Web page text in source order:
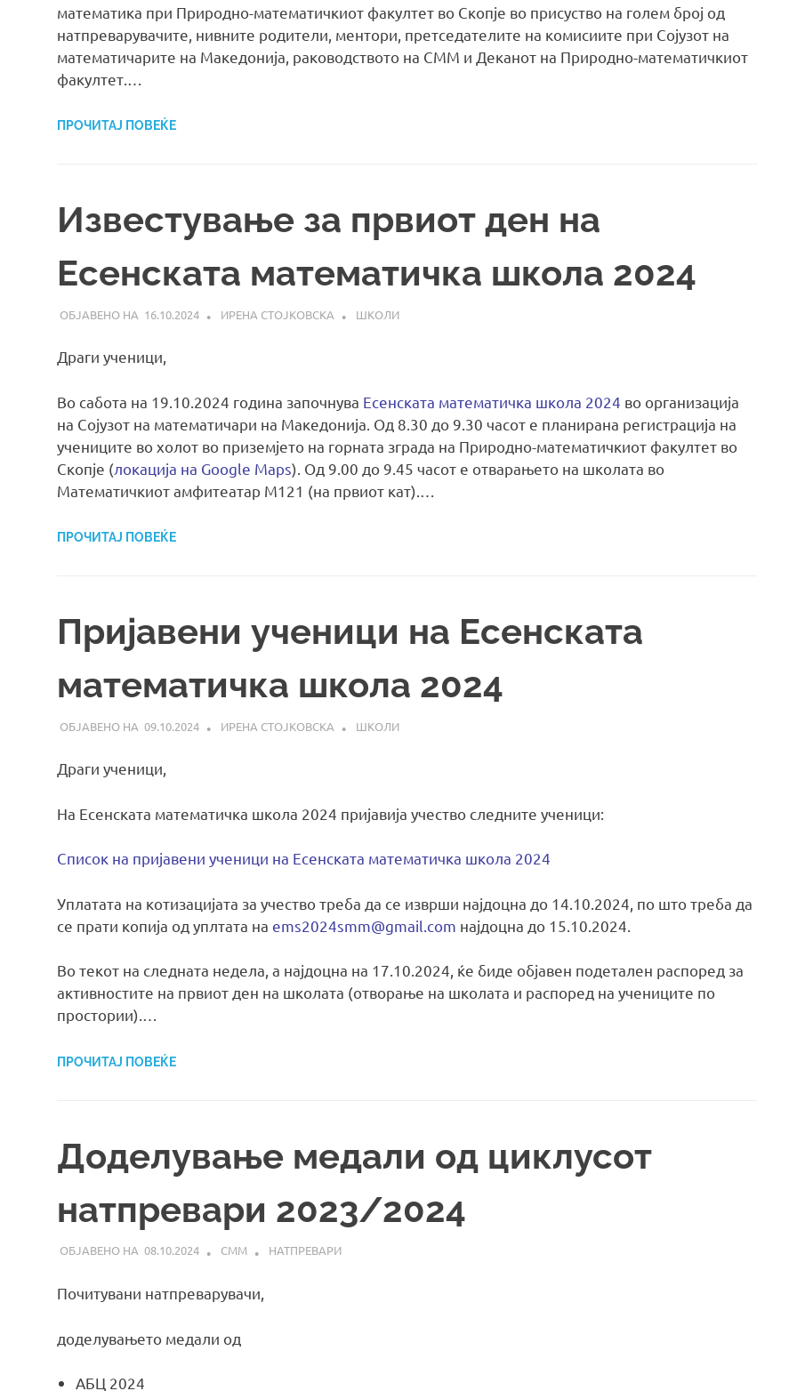
математика при Природно-математичкиот факултет во Скопје во присуство на голем број од
натпреварувачите, нивните родители, ментори, претседателите на комисиите при Сојузот на
математичарите на Македонија, раководството на СММ и Деканот на Природно-математичкиот
факултет.…
ПРОЧИТАЈ ПОВЕЌЕ
Известување за првиот ден на
Есенската математичка школа 2024
16.10.2024 ИРЕНА СТОЈКОВСКА ШКОЛИ
Драги ученици,
Во сабота на 19.10.2024 година започнува Есенската математичка школа 2024 во организација
на Сојузот на математичари на Македонија. Од 8.30 до 9.30 часот е планирана регистрација на
учениците во холот во приземјето на горната зграда на Природно-математичкиот факултет во
Скопје (локација на Google Maps). Од 9.00 до 9.45 часот е отварањето на школата во
Математичкиот амфитеатар М121 (на првиот кат).…
ПРОЧИТАЈ ПОВЕЌЕ
Пријавени ученици на Есенската
математичка школа 2024
09.10.2024 ИРЕНА СТОЈКОВСКА ШКОЛИ
Драги ученици,
На Есенската математичка школа 2024 пријавија учество следните ученици:
Список на пријавени ученици на Есенската математичка школа 2024
Уплатата на котизацијата за учество треба да се изврши најдоцна до 14.10.2024, по што треба да
се прати копија од уплтата на ems2024smm@gmail.com најдоцна до 15.10.2024.
Во текот на следната недела, а најдоцна на 17.10.2024, ќе биде објавен подетален распоред за
активностите на првиот ден на школата (отвoрање на школата и распоред на учениците по
простории).…
ПРОЧИТАЈ ПОВЕЌЕ
Доделување медали од циклусот
натпревари 2023/2024
08.10.2024 СММ НАТПРЕВАРИ
Почитувани натпреварувачи,
доделувањето медали од
АБЦ 2024